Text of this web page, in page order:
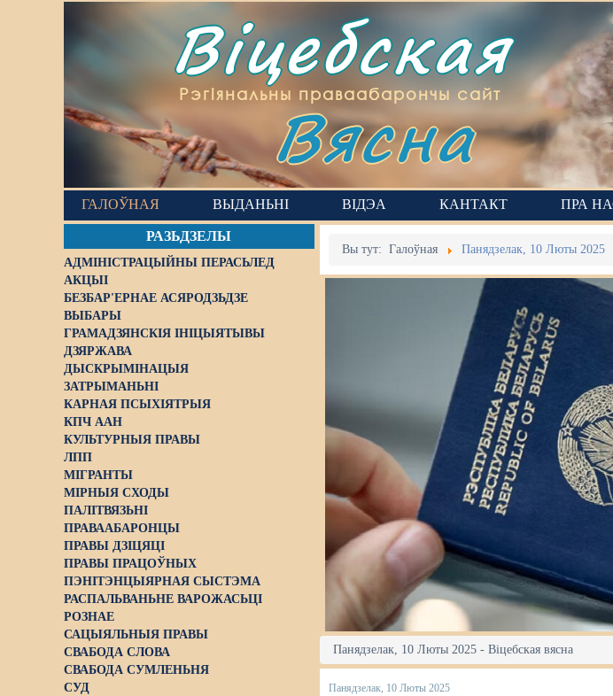
Віцебская
Рэгіянальны праваабарончы сайт
Вясна
ГАЛОЎНАЯ ВЫДАНЬНІ ВІДЭА КАНТАКТ ПРА
РАЗЬДЗЕЛЫ
АДМІНІСТРАЦЫЙНЫ ПЕРАСЬЛЕД
АКЦЫІ
БЕЗБАР'ЕРНАЕ АСЯРОДЗЬДЗЕ
ВЫБАРЫ
ГРАМАДЗЯНСКІЯ ІНІЦЫЯТЫВЫ
ДЗЯРЖАВА
ДЫСКРЫМІНАЦЫЯ
ЗАТРЫМАНЬНІ
КАРНАЯ ПСЫХІЯТРЫЯ
КПЧ ААН
КУЛЬТУРНЫЯ ПРАВЫ
ЛПП
МІГРАНТЫ
МІРНЫЯ СХОДЫ
ПАЛІТВЯЗЬНІ
ПРАВААБАРОНЦЫ
ПРАВЫ ДЗІЦЯЦІ
ПРАВЫ ПРАЦОЎНЫХ
ПЭНІТЭНЦЫЯРНАЯ СЫСТЭМА
РАСПАЛЬВАНЬНЕ ВАРОЖАСЬЦІ
РОЗНАЕ
САЦЫЯЛЬНЫЯ ПРАВЫ
СВАБОДА СЛОВА
СВАБОДА СУМЛЕНЬНЯ
СУД
Вы тут:Галоўная Панядзелак, 10 Люты 2025
Панядзелак, 10 Люты 2025 - Віцебская вясна
Панядзелак, 10 Люты 2025